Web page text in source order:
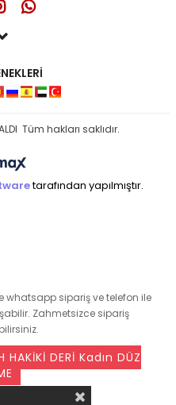
Tüm hakları saklıdır.
tarafından yapılmıştır.
whatsapp sipariş ve telefon ile
Zahmetsizce sipariş
HAKİKİ DERİ Kadın DÜZ